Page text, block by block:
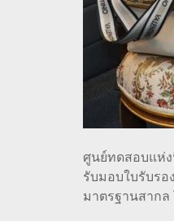
ศูนย์ทดสอบแห่ง
รับมอบใบรับรอ
มาตรฐานสาก